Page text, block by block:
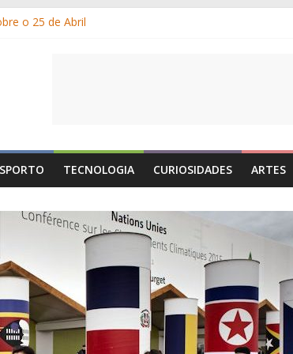
o 25 de Abril
Maio é o Dia do Trabalhador?
TECNOLOGIA CURIOSIDADES ARTES